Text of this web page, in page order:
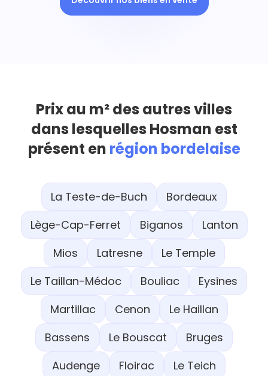
Prix au m² des autres villes
dans lesquelles Hosman est
présent en région bordelaise
La Teste-de-Buch
Bordeaux
Lège-Cap-Ferret
Biganos
Lanton
Mios
Latresne
Le Temple
Le Taillan-Médoc
Bouliac
Eysines
Martillac
Cenon
Le Haillan
Bassens
Le Bouscat
Bruges
Audenge
Floirac Le Teich